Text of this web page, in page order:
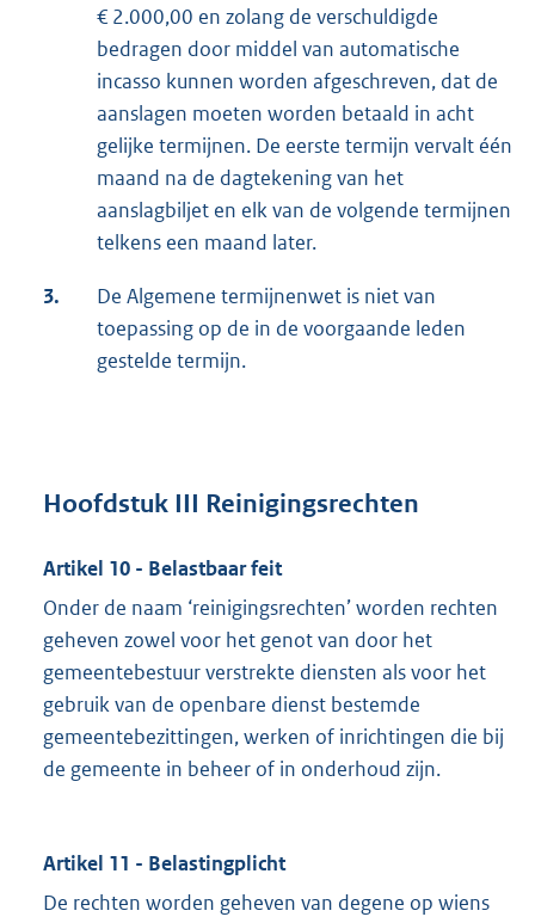
€ 2.000,00 en zolang de verschuldigde
bedragen door middel van automatische
incasso kunnen worden afgeschreven, dat de
aanslagen moeten worden betaald in acht
gelijke termijnen. De eerste termijn vervalt één
maand na de dagtekening van het
aanslagbiljet en elk van de volgende termijnen
telkens een maand later.
3.
De Algemene termijnenwet is niet van
toepassing op de in de voorgaande leden
gestelde termijn.
Hoofdstuk III Reinigingsrechten
Artikel 10 - Belastbaar feit
Onder de naam ‘reinigingsrechten’ worden rechten
geheven zowel voor het genot van door het
gemeentebestuur verstrekte diensten als voor het
gebruik van de openbare dienst bestemde
gemeentebezittingen, werken of inrichtingen die bij
de gemeente in beheer of in onderhoud zijn.
Artikel 11 - Belastingplicht
De rechten worden geheven van degene op wiens